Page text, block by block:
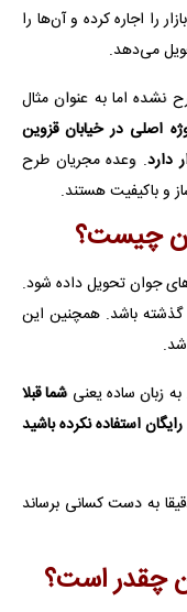
را اجاره کرده و آن‌ها را
می‌دهد.
نشده اما به عنوان مثال
اصلی در خیابان قزوین
. وعده مجریان طرح
و باکیفیت هستند.
چیست؟
جوان تحویل داده شود.
گذشته باشد. همچنین این
زبان ساده یعنیشما قبلا
استفاده نکرده باشید
به دست کسانی برساند
چقدر است؟